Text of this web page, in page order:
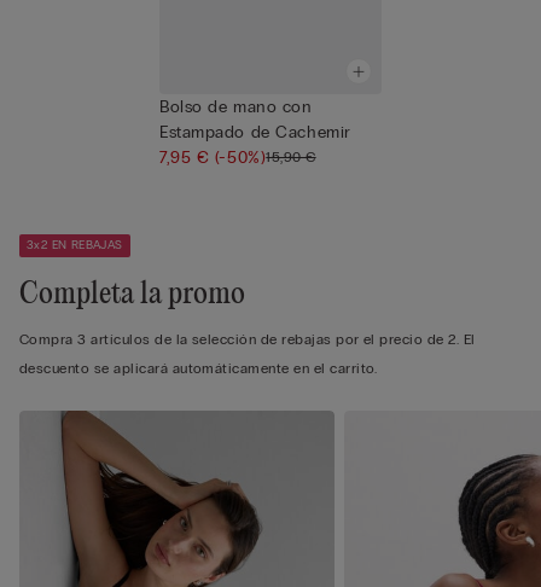
Bolso de mano con
Estampado de Cachemir
7,95 € (-50%)15,90 €
3x2 EN REBAJAS
Completa la promo
Compra 3 artículos de la selección de rebajas por el precio de 2. El
descuento se aplicará automáticamente en el carrito.